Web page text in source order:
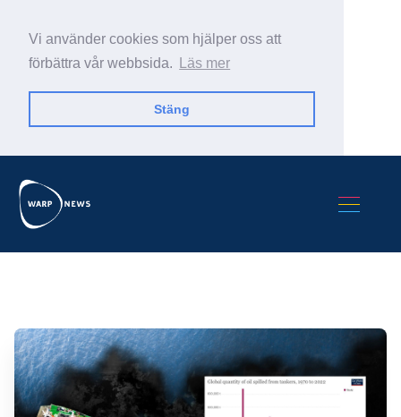
Vi använder cookies som hjälper oss att
förbättra vår webbsida.
Läs mer
Stäng